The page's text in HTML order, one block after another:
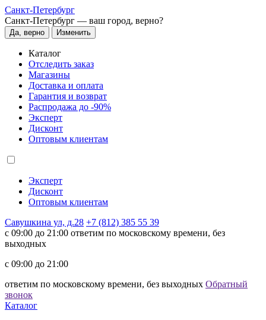
Санкт-Петербург
Санкт-Петербург — ваш город, верно?
Да, верно Изменить
Каталог
Отследить заказ
Магазины
Доставка и оплата
Гарантия и возврат
Распродажа до -90%
Эксперт
Дисконт
Оптовым клиентам
Эксперт
Дисконт
Оптовым клиентам
Савушкина ул, д.28 +7 (812) 385 55 39
c 09:00 до 21:00 ответим по московскому времени, без
выходных
c 09:00 до 21:00
ответим по московскому времени, без выходных Обратный
звонок
Каталог